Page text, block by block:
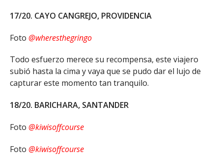
17/20. CAYO CANGREJO, PROVIDENCIA
Foto @wheresthegringo
Todo esfuerzo merece su recompensa, este viajero
subió hasta la cima y vaya que se pudo dar el lujo de
capturar este momento tan tranquilo.
18/20. BARICHARA, SANTANDER
Foto @kiwisoffcourse
Foto @kiwisoffcourse